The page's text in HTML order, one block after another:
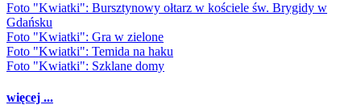
Foto "Kwiatki": Bursztynowy ołtarz w kościele św. Brygidy w
Gdańsku
Foto "Kwiatki": Gra w zielone
Foto "Kwiatki": Temida na haku
Foto "Kwiatki": Szklane domy
więcej ...